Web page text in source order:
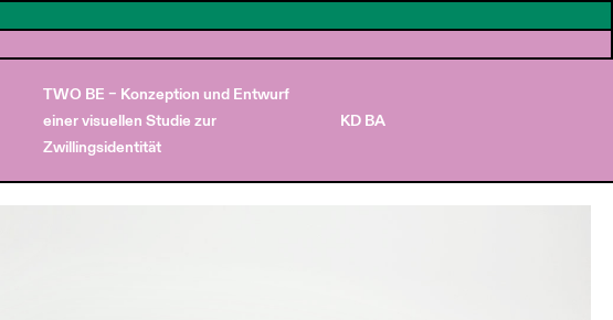
TWO BE – Konzeption und Entwurf
einer visuellen Studie zur
Zwillingsidentität
KD BA